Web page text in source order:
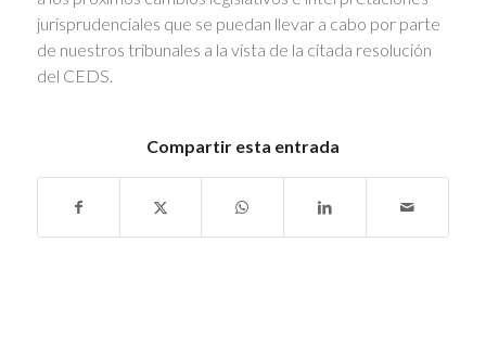
jurisprudenciales que se puedan llevar a cabo por parte
de nuestros tribunales a la vista de la citada resolución
del CEDS.
Compartir esta entrada